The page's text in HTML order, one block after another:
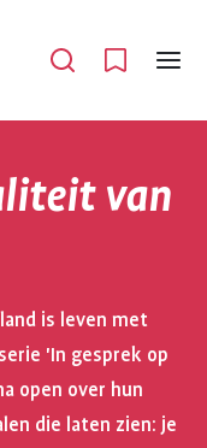
Open
Menu
van
is leven met
'In gesprek op
open over hun
die laten zien: je